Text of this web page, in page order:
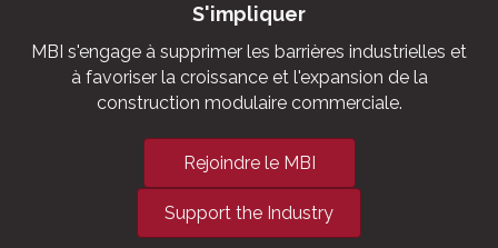
S'impliquer
MBI s'engage à supprimer les barrières industrielles et
à favoriser la croissance et l'expansion de la
construction modulaire commerciale.
Rejoindre le MBI
Support the Industry